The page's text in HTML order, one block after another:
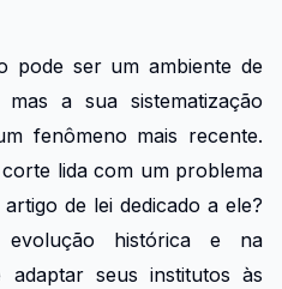
pode ser um ambiente de
a sua sistematização
fenômeno mais recente.
lida com um problema
de lei dedicado a ele?
histórica e na
adaptar seus institutos às